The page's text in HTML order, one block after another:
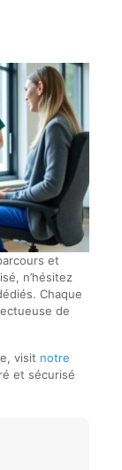
et
n’hésitez
Chaque
de
visit notre
et sécurisé